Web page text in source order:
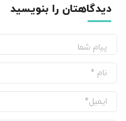
دیدگاهتان را بنویسید